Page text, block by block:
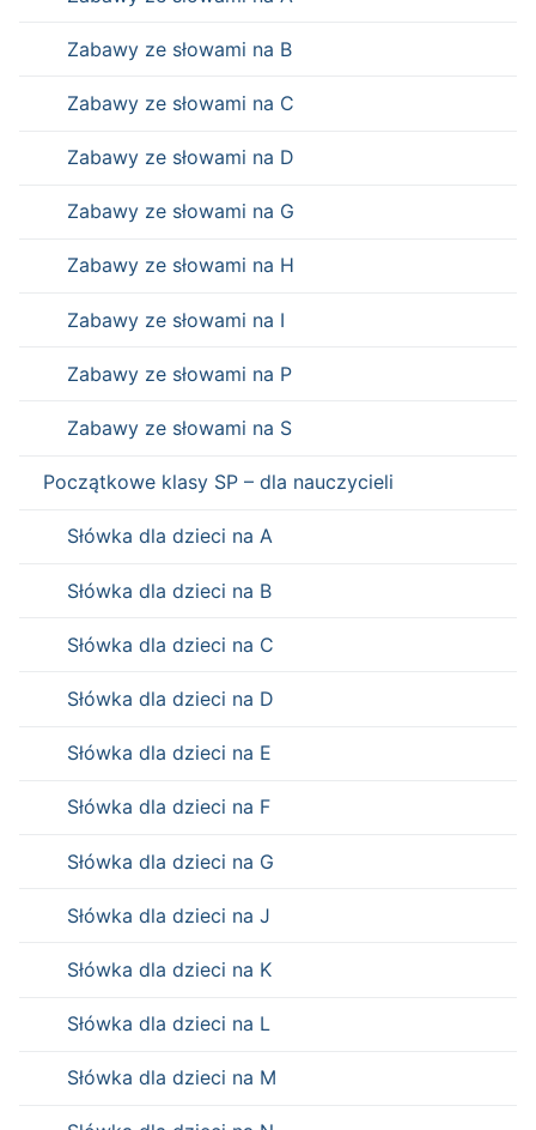
Zabawy ze słowami na B
Zabawy ze słowami na C
Zabawy ze słowami na D
Zabawy ze słowami na G
Zabawy ze słowami na H
Zabawy ze słowami na I
Zabawy ze słowami na P
Zabawy ze słowami na S
Początkowe klasy SP – dla nauczycieli
Słówka dla dzieci na A
Słówka dla dzieci na B
Słówka dla dzieci na C
Słówka dla dzieci na D
Słówka dla dzieci na E
Słówka dla dzieci na F
Słówka dla dzieci na G
Słówka dla dzieci na J
Słówka dla dzieci na K
Słówka dla dzieci na L
Słówka dla dzieci na M